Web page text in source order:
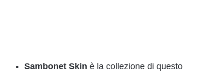
Sambonet Skin è la collezione di questo